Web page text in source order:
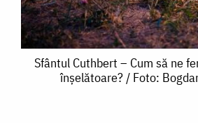
Sfântul
Cuthbert
Sfântul Cuthbert – Cum să ne
înșelătoare? / Foto: